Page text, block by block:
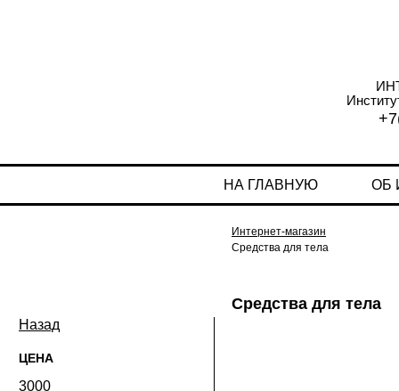
НА ГЛАВНУЮ ОБ
Интернет-магазин
Средства для тела
Назад
ЦЕНА
3000
Средства для тела